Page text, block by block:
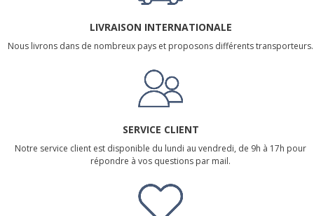
LIVRAISON INTERNATIONALE
Nous livrons dans de nombreux pays et proposons différents transporteurs.
SERVICE CLIENT
Notre service client est disponible du lundi au vendredi, de 9h à 17h pour
répondre à vos questions par mail.